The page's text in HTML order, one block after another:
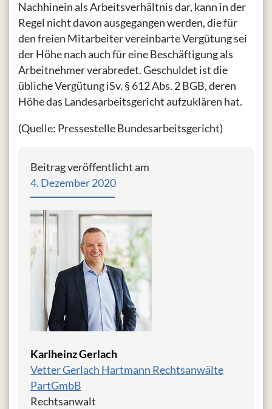
Nachhinein als Arbeitsverhältnis dar, kann in der
Regel nicht davon ausgegangen werden, die für
den freien Mitarbeiter vereinbarte Vergütung sei
der Höhe nach auch für eine Beschäftigung als
Arbeitnehmer verabredet. Geschuldet ist die
übliche Vergütung iSv. § 612 Abs. 2 BGB, deren
Höhe das Landesarbeitsgericht aufzuklären hat.
(Quelle: Pressestelle Bundesarbeitsgericht)
Beitrag veröffentlicht am
4. Dezember 2020
Karlheinz Gerlach
Vetter Gerlach Hartmann Rechtsanwälte
PartGmbB
Rechtsanwalt